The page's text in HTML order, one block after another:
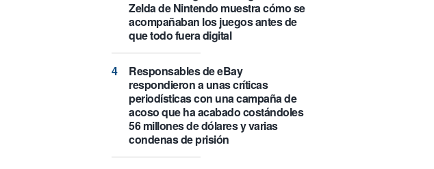
Zelda de Nintendo muestra cómo se
acompañaban los juegos antes de
que todo fuera digital
Responsables de eBay
respondieron a unas críticas
periodísticas con una campaña de
acoso que ha acabado costándoles
56 millones de dólares y varias
condenas de prisión